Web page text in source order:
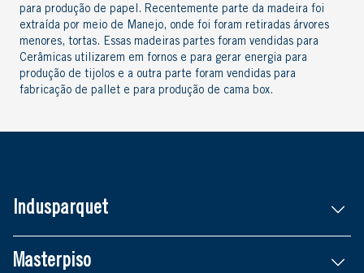
para produção de papel. Recentemente parte da madeira foi
extraída por meio de Manejo, onde foi foram retiradas árvores
menores, tortas. Essas madeiras partes foram vendidas para
Cerâmicas utilizarem em fornos e para gerar energia para
produção de tijolos e a outra parte foram vendidas para
fabricação de pallet e para produção de cama box.
Indusparquet
Masterpiso